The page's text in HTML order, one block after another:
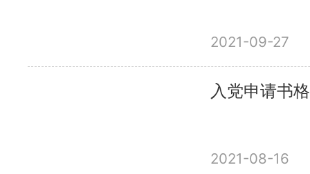
2021-09-27
入党申请书
2021-08-16